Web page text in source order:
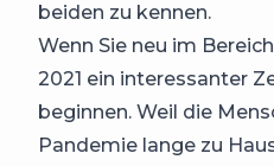
beiden zu kennen.
Wenn Sie neu im
2021 ein interessanter
beginnen. Weil die
Pandemie lange zu